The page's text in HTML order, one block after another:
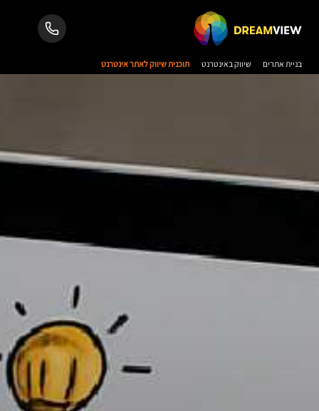
בניית אתרים שיווק באינטרנט תוכנית שיווק לאתר אינטרנט